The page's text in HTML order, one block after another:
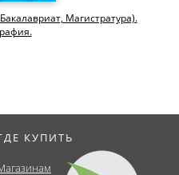
Магистратура).
КУПИТЬ